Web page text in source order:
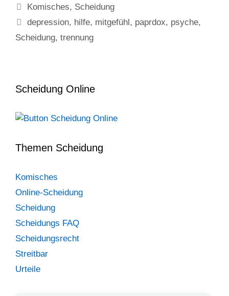
Kategorien
Komisches, Scheidung
Schlagwörter
depression, hilfe, mitgefühl, paprdox, psyche,
Scheidung, trennung
Scheidung Online
Themen Scheidung
Komisches
Online-Scheidung
Scheidung
Scheidungs FAQ
Scheidungsrecht
Streitbar
Urteile